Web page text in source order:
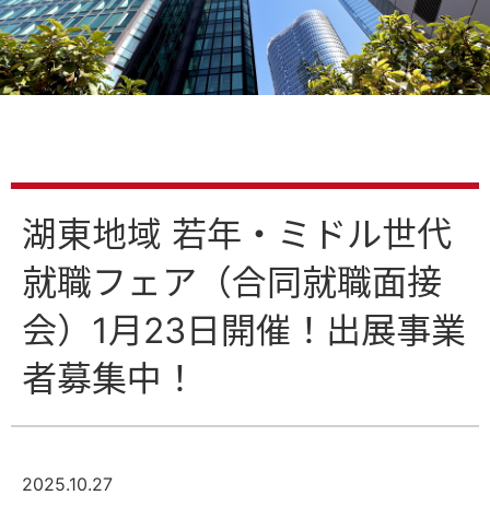
湖東地域 若年・ミドル世代
就職フェア（合同就職面接
会）1月23日開催！出展事業
者募集中！
2025.10.27